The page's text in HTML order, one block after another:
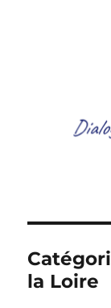
la Loire